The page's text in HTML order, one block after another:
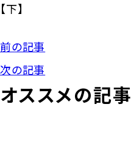
【下】
前の記事
次の記事
オススメの記事